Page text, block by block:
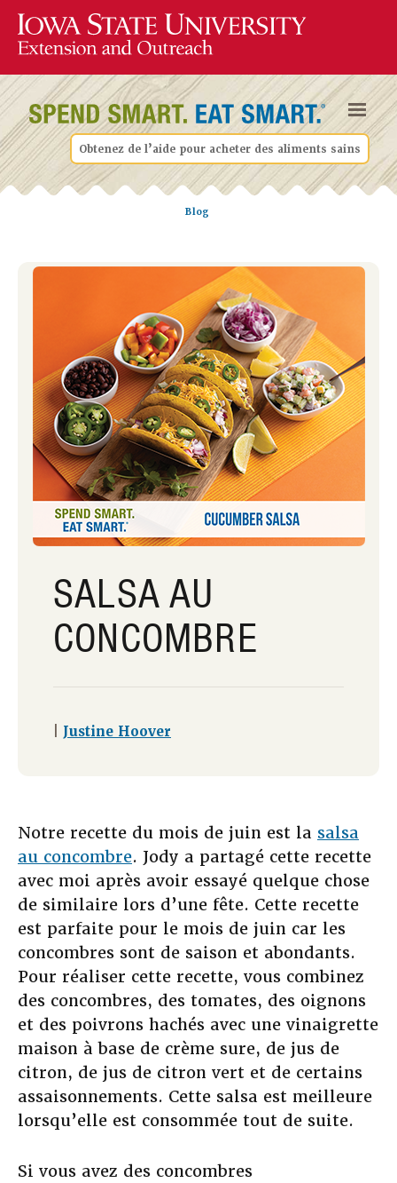
Obtenez de l’aide pour acheter des aliments sains
Blog
SALSA AU
CONCOMBRE
Justine Hoover
Notre recette du mois de juin est la salsa
au concombre. Jody a partagé cette recette
avec moi après avoir essayé quelque chose
de similaire lors d’une fête. Cette recette
est parfaite pour le mois de juin car les
concombres sont de saison et abondants.
Pour réaliser cette recette, vous combinez
des concombres, des tomates, des oignons
et des poivrons hachés avec une vinaigrette
maison à base de crème sure, de jus de
citron, de jus de citron vert et de certains
assaisonnements. Cette salsa est meilleure
lorsqu’elle est consommée tout de suite.
Si vous avez des concombres